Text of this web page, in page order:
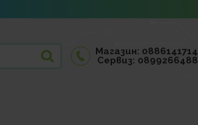
Магазин: 0886141714
Сервиз: 0899266488